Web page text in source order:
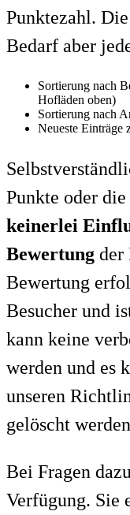
Punktezahl.
Bedarf aber
Sortierung nach
Hofläden oben)
Sortierung nach
Neueste Einträge
Punkte oder
keinerlei
Bewertung der
Bewertung
Besucher und
kann keine
werden und es
unseren
gelöscht
Bei Fragen
Verfügung. Sie